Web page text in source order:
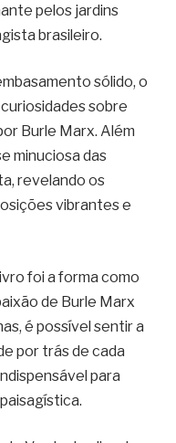
pelos jardins
brasileiro.
sólido, o
sobre
Burle Marx. Além
minuciosa das
revelando os
vibrantes e
foi a forma como
de Burle Marx
é possível sentir a
por trás de cada
para